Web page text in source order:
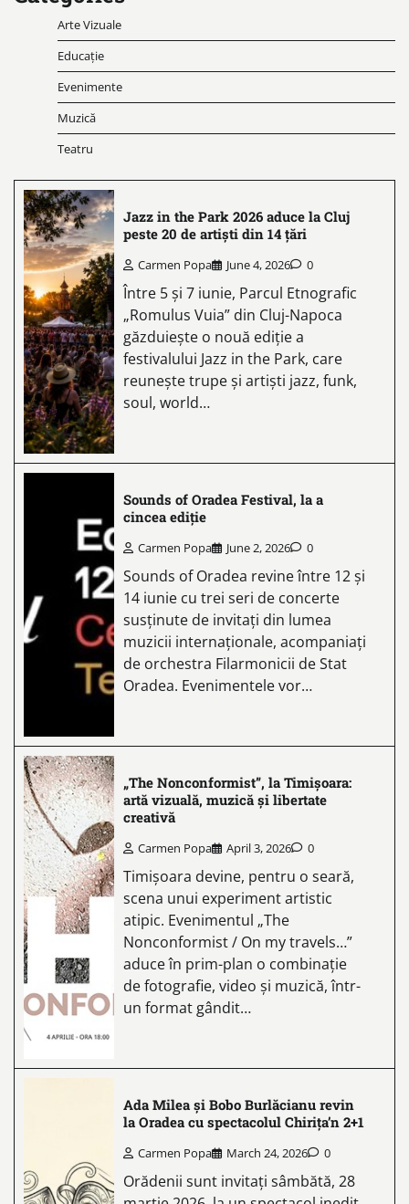
Arte Vizuale
Educație
Evenimente
Muzică
Teatru
Jazz in the Park 2026 aduce la Cluj
peste 20 de artiști din 14 țări
Carmen Popa June 4, 2026 0
Între 5 și 7 iunie, Parcul Etnografic
„Romulus Vuia” din Cluj-Napoca
găzduiește o nouă ediție a
festivalului Jazz in the Park, care
reunește trupe și artiști jazz, funk,
soul, world…
Sounds of Oradea Festival, la a
cincea ediție
Carmen Popa June 2, 2026 0
Sounds of Oradea revine între 12 și
14 iunie cu trei seri de concerte
susținute de invitați din lumea
muzicii internaționale, acompaniați
de orchestra Filarmonicii de Stat
Oradea. Evenimentele vor…
„The Nonconformist”, la Timișoara:
artă vizuală, muzică și libertate
creativă
Carmen Popa April 3, 2026 0
Timișoara devine, pentru o seară,
scena unui experiment artistic
atipic. Evenimentul „The
Nonconformist / On my travels…”
aduce în prim-plan o combinație
de fotografie, video și muzică, într-
un format gândit…
Ada Milea și Bobo Burlăcianu revin
la Oradea cu spectacolul Chirița’n 2+1
Carmen Popa March 24, 2026 0
Orădenii sunt invitați sâmbătă, 28